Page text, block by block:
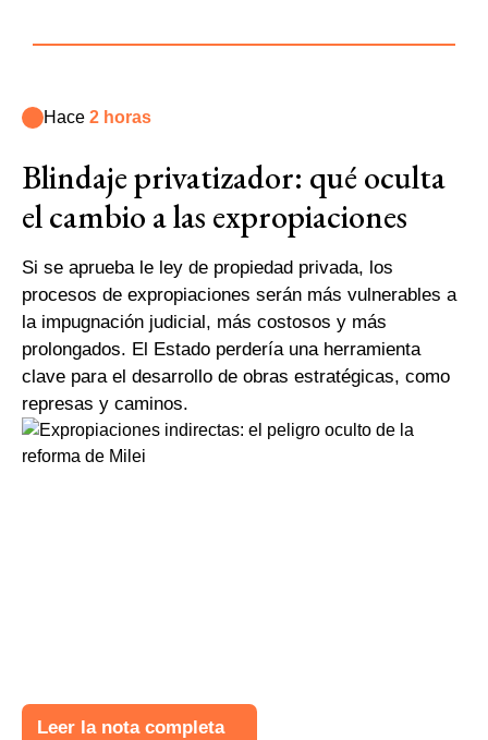
Hace 2 horas
Blindaje privatizador: qué oculta
el cambio a las expropiaciones
Si se aprueba le ley de propiedad privada, los
procesos de expropiaciones serán más vulnerables a
la impugnación judicial, más costosos y más
prolongados. El Estado perdería una herramienta
clave para el desarrollo de obras estratégicas, como
represas y caminos.
Leer la nota completa